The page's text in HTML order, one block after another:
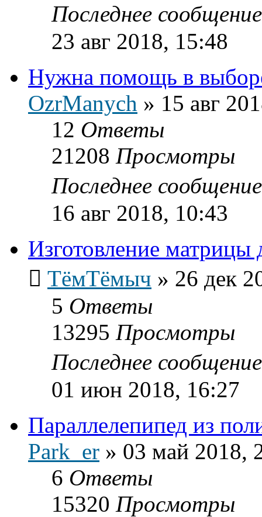
Последнее
23 авг 2018, 15:48
Нужна помощь в
OzrManych » 15 авг
12 Ответы
21208 Просмотры
Последнее
16 авг 2018, 10:43
Изготовление
ТёмТёмыч » 26 дек
5 Ответы
13295 Просмотры
Последнее
01 июн 2018, 16:27
Параллелепипед из
Park_er » 03 май 2018,
6 Ответы
15320 Просмотры